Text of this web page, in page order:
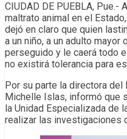
CIUDAD DE PUEBLA,
maltrato animal en el
dejó en claro que quien
a un niño, a un adulto mayor
perseguido y le caerá todo
no existirá tolerancia para
Por su parte la directora
Michelle Islas, informó que
la Unidad Especializada de
realizar las investigaciones